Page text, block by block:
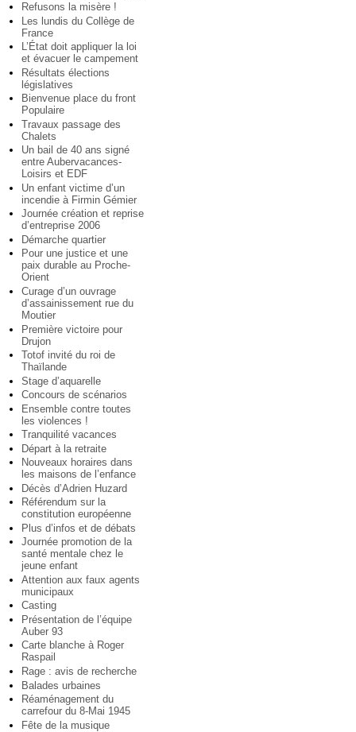
Refusons la misère !
Les lundis du Collège de
France
L’État doit appliquer la loi
et évacuer le campement
Résultats élections
législatives
Bienvenue place du front
Populaire
Travaux passage des
Chalets
Un bail de 40 ans signé
entre Aubervacances-
Loisirs et EDF
Un enfant victime d’un
incendie à Firmin Gémier
Journée création et reprise
d’entreprise 2006
Démarche quartier
Pour une justice et une
paix durable au Proche-
Orient
Curage d’un ouvrage
d’assainissement rue du
Moutier
Première victoire pour
Drujon
Totof invité du roi de
Thaïlande
Stage d’aquarelle
Concours de scénarios
Ensemble contre toutes
les violences !
Tranquilité vacances
Départ à la retraite
Nouveaux horaires dans
les maisons de l’enfance
Décès d’Adrien Huzard
Référendum sur la
constitution européenne
Plus d’infos et de débats
Journée promotion de la
santé mentale chez le
jeune enfant
Attention aux faux agents
municipaux
Casting
Présentation de l’équipe
Auber 93
Carte blanche à Roger
Raspail
Rage : avis de recherche
Balades urbaines
Réaménagement du
carrefour du 8-Mai 1945
Fête de la musique